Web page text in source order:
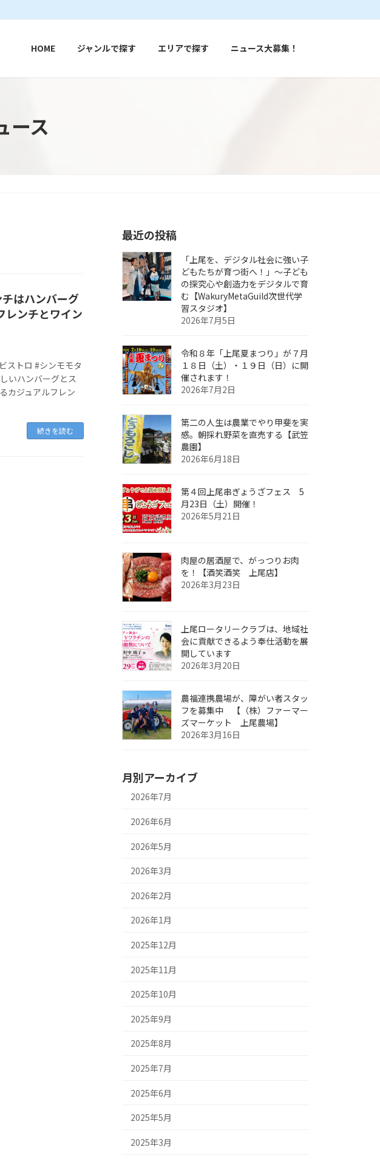
HOME ジャンルで探す エリアで探す ニュース大募集！
ース
はハンバーグ
レンチとワイン
トロ #シンモモタ
いハンバーグとス
カジュアルフレン
続きを読む
最近の投稿
「上尾を、デジタル社会に強い子
どもたちが育つ街へ！」〜子ども
の探究心や創造力をデジタルで育
む【WakuryMetaGuild次世代学
習スタジオ】
2026年7月5日
令和８年「上尾夏まつり」が７月
１８日（土）・１９日（日）に開
催されます！
2026年7月2日
第二の人生は農業でやり甲斐を実
感。朝採れ野菜を直売する【武笠
農園】
2026年6月18日
第４回上尾串ぎょうざフェス 5
月23日（土）開催！
2026年5月21日
肉屋の居酒屋で、がっつりお肉
を！【酒笑酒笑 上尾店】
2026年3月23日
上尾ロータリークラブは、地域社
会に貢献できるよう奉仕活動を展
開しています
2026年3月20日
農福連携農場が、障がい者スタッ
フを募集中 【（株）ファーマー
ズマーケット 上尾農場】
2026年3月16日
月別アーカイブ
2026年7月
2026年6月
2026年5月
2026年3月
2026年2月
2026年1月
2025年12月
2025年11月
2025年10月
2025年9月
2025年8月
2025年7月
2025年6月
2025年5月
2025年3月